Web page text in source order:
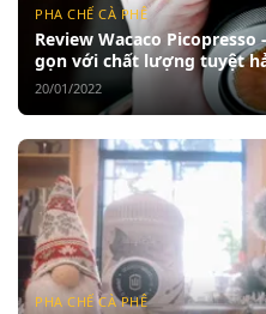
PHA CHẾ CÀ PHÊ
Review Wacaco
gọn với chất lượng tuyệt
20/01/2022
PHA CHẾ CÀ PHÊ